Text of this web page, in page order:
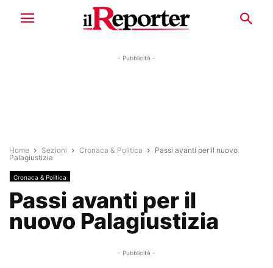
- Pubblicità -
Home Sezioni Cronaca & Politica
Passi avanti per il nuovo
Palagiustizia
Cronaca & Politica
Passi avanti per il
nuovo Palagiustizia
- Pubblicità -